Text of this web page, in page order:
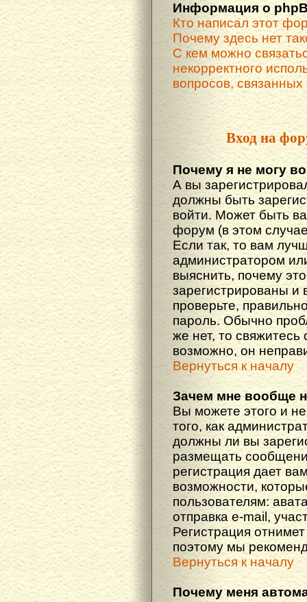
Информация о
Кто написал этот
Почему здесь нет
С кем можно
некорректного
вопросов,
Вход на
Почему я не могу
А вы
должны быть
войти. Может быть
форум (в этом
Если так, то вам
администратором
выяснить, почему
зарегистрированы и
проверьте,
пароль. Обычно
же нет, то
возможно, он
Вернуться к началу
Зачем мне вообще
Вы можете этого и
того, как
должны ли вы
размещать
регистрация дает
возможности,
пользователям:
отправка e-mail,
Регистрация
поэтому мы
Вернуться к началу
Почему меня